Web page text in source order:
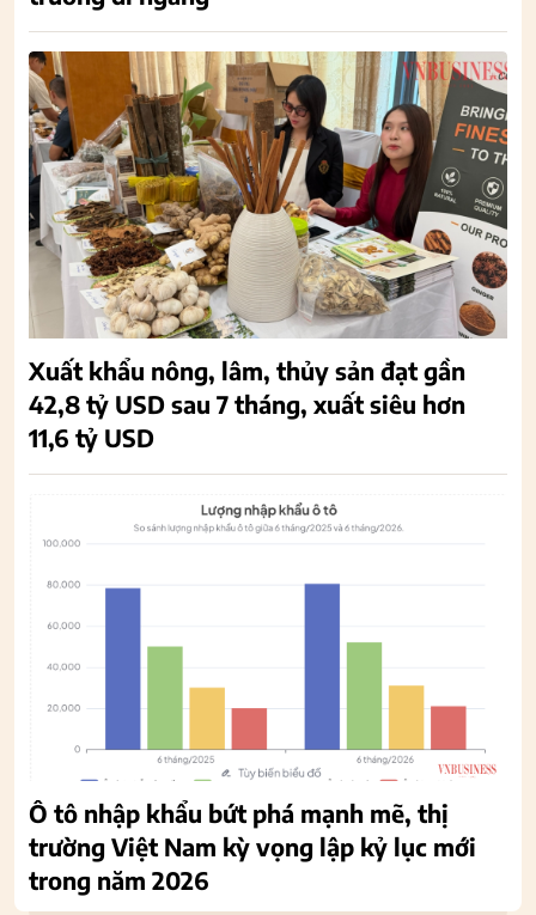
Xuất khẩu nông, lâm, thủy sản đạt gần
42,8 tỷ USD sau 7 tháng, xuất siêu hơn
11,6 tỷ USD
Ô tô nhập khẩu bứt phá mạnh mẽ, thị
trường Việt Nam kỳ vọng lập kỷ lục mới
trong năm 2026